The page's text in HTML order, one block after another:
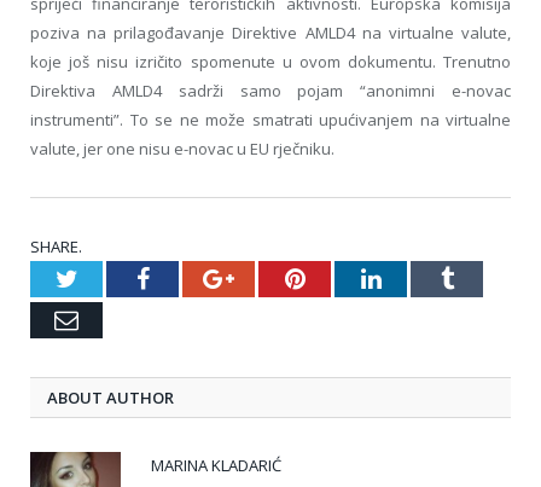
poziva na prilagođavanje Direktive AMLD4 na virtualne valute,
koje još nisu izričito spomenute u ovom dokumentu. Trenutno
Direktiva AMLD4 sadrži samo pojam “anonimni e-novac
instrumenti”. To se ne može smatrati upućivanjem na virtualne
valute, jer one nisu e-novac u EU rječniku.
SHARE.
TwitterFacebookGoogle+PinterestLinkedInTumblr
Email
ABOUT AUTHOR
MARINA KLADARIĆ